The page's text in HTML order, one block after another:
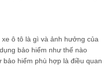
ô tô là gì và ảnh hưởng của
bảo hiểm như thế nào
hiểm phù hợp là điều quan